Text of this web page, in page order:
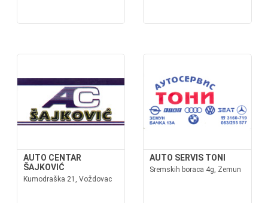
AUTO CENTAR
ŠAJKOVIĆ
Kumodraška 21, Voždovac
AUTO SERVIS TONI
Sremskih boraca 4g, Zemun